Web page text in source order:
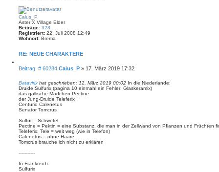
a
c
h
o
b
e
n
Caius_P
AsterIX Village Elder
Beiträge: 328
Registriert: 22. Juli 2008 12:49
Wohnort: Brema
RE: NEUE CHARAKTERE
e
r
e
n
Beitrag: # 60284B
i
t
r
a
Caius_P » 17. März 2019 17:32
Batavirix hat geschrieben: 12. März 2019 00:02 In die Niederlande:
Druide Sulfurix (pagina 10 einmahl ein Fehler: Glaskeramix)
das gallische Mädchen Pectine
der Jung-Druide Teleferix
Centurio Calenetus
Senator Tomcrus
Sulfur = Schwefel
Pectine = Pektin = eine Substanz, die man in der Zellwand von Pflanzen und Früchten
Teleferix; Tele = weit weg (wie in Telefon)
Calenetus = ohne Haare
Tomcrus brauche ich nicht zu erklären
-----------
In Frankreich:
Sulfurix